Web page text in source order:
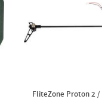
FliteZone Proton 2 /